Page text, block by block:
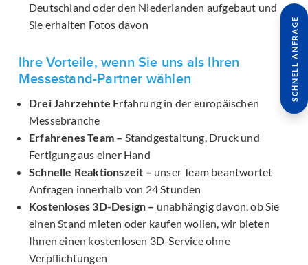
Deutschland oder den Niederlanden aufgebaut und
Sie erhalten Fotos davon
Ihre Vorteile, wenn Sie uns als Ihren
Messestand-Partner wählen
Drei Jahrzehnte Erfahrung in der europäischen
Messebranche
Erfahrenes Team – Standgestaltung, Druck und
Fertigung aus einer Hand
Schnelle Reaktionszeit – unser Team beantwortet
Anfragen innerhalb von 24 Stunden
Kostenloses 3D-Design – unabhängig davon, ob Sie
einen Stand mieten oder kaufen wollen, wir bieten
Ihnen einen kostenlosen 3D-Service ohne
Verpflichtungen
SCHNELL ANFRAGE